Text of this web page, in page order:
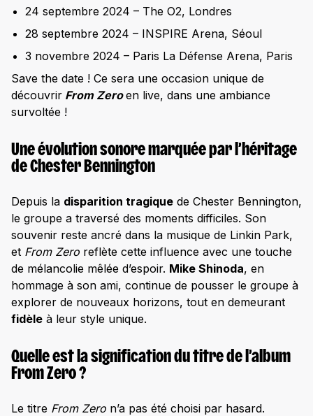
24 septembre 2024 – The O2, Londres
28 septembre 2024 – INSPIRE Arena, Séoul
3 novembre 2024 – Paris La Défense Arena, Paris
Save the date ! Ce sera une occasion unique de
découvrir From Zeroen live, dans une ambiance
survoltée !
Une évolution sonore marquée par l’héritage
de Chester Bennington
Depuis la disparition tragique de Chester Bennington,
le groupe a traversé des moments difficiles. Son
souvenir reste ancré dans la musique de Linkin Park,
et From Zero reflète cette influence avec une touche
de mélancolie mêlée d’espoir. Mike Shinoda, en
hommage à son ami, continue de pousser le groupe à
explorer de nouveaux horizons, tout en demeurant
fidèle à leur style unique.
Quelle est la signification du titre de l’album
From Zero ?
Le titre From Zero n’a pas été choisi par hasard.